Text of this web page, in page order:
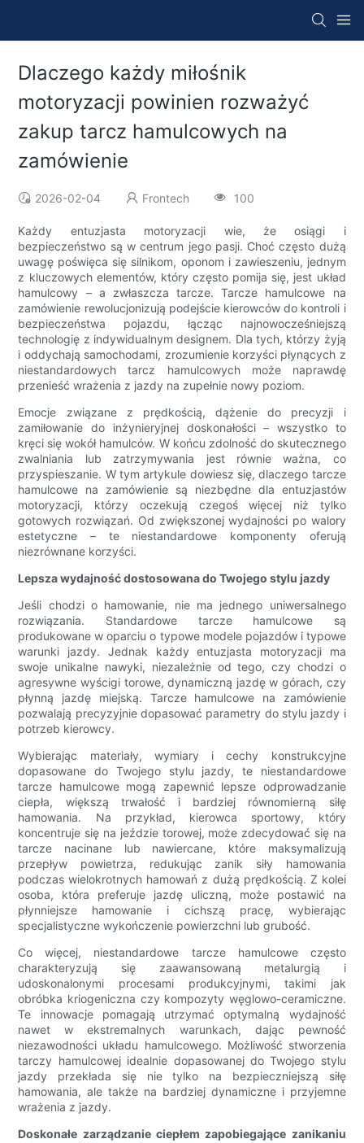
Dlaczego każdy miłośnik
motoryzacji powinien rozważyć
zakup tarcz hamulcowych na
zamówienie
2026-02-04 Frontech 100
Każdy entuzjasta motoryzacji wie, że osiągi i
bezpieczeństwo są w centrum jego pasji. Choć często dużą
uwagę poświęca się silnikom, oponom i zawieszeniu, jednym
z kluczowych elementów, który często pomija się, jest układ
hamulcowy – a zwłaszcza tarcze. Tarcze hamulcowe na
zamówienie rewolucjonizują podejście kierowców do kontroli i
bezpieczeństwa pojazdu, łącząc najnowocześniejszą
technologię z indywidualnym designem. Dla tych, którzy żyją
i oddychają samochodami, zrozumienie korzyści płynących z
niestandardowych tarcz hamulcowych może naprawdę
przenieść wrażenia z jazdy na zupełnie nowy poziom.
Emocje związane z prędkością, dążenie do precyzji i
zamiłowanie do inżynieryjnej doskonałości – wszystko to
kręci się wokół hamulców. W końcu zdolność do skutecznego
zwalniania lub zatrzymywania jest równie ważna, co
przyspieszanie. W tym artykule dowiesz się, dlaczego tarcze
hamulcowe na zamówienie są niezbędne dla entuzjastów
motoryzacji, którzy oczekują czegoś więcej niż tylko
gotowych rozwiązań. Od zwiększonej wydajności po walory
estetyczne – te niestandardowe komponenty oferują
niezrównane korzyści.
Lepsza wydajność dostosowana do Twojego stylu jazdy
Jeśli chodzi o hamowanie, nie ma jednego uniwersalnego
rozwiązania. Standardowe tarcze hamulcowe są
produkowane w oparciu o typowe modele pojazdów i typowe
warunki jazdy. Jednak każdy entuzjasta motoryzacji ma
swoje unikalne nawyki, niezależnie od tego, czy chodzi o
agresywne wyścigi torowe, dynamiczną jazdę w górach, czy
płynną jazdę miejską. Tarcze hamulcowe na zamówienie
pozwalają precyzyjnie dopasować parametry do stylu jazdy i
potrzeb kierowcy.
Wybierając materiały, wymiary i cechy konstrukcyjne
dopasowane do Twojego stylu jazdy, te niestandardowe
tarcze hamulcowe mogą zapewnić lepsze odprowadzanie
ciepła, większą trwałość i bardziej równomierną siłę
hamowania. Na przykład, kierowca sportowy, który
koncentruje się na jeździe torowej, może zdecydować się na
tarcze nacinane lub nawiercane, które maksymalizują
przepływ powietrza, redukując zanik siły hamowania
podczas wielokrotnych hamowań z dużą prędkością. Z kolei
osoba, która preferuje jazdę uliczną, może postawić na
płynniejsze hamowanie i cichszą pracę, wybierając
specjalistyczne wykończenie powierzchni lub grubość.
Co więcej, niestandardowe tarcze hamulcowe często
charakteryzują się zaawansowaną metalurgią i
udoskonalonymi procesami produkcyjnymi, takimi jak
obróbka kriogeniczna czy kompozyty węglowo-ceramiczne.
Te innowacje pomagają utrzymać optymalną wydajność
nawet w ekstremalnych warunkach, dając pewność
niezawodności układu hamulcowego. Możliwość stworzenia
tarczy hamulcowej idealnie dopasowanej do Twojego stylu
jazdy przekłada się nie tylko na bezpieczniejszą siłę
hamowania, ale także na bardziej dynamiczne i przyjemne
wrażenia z jazdy.
Doskonałe zarządzanie ciepłem zapobiegające zanikaniu